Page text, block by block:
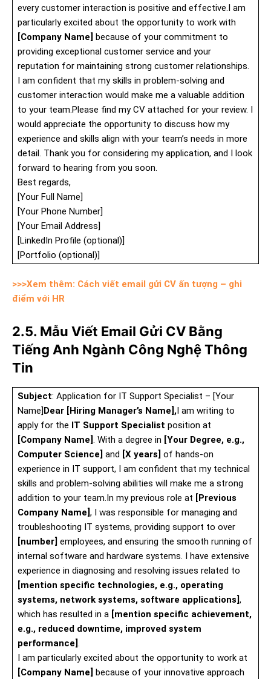
every customer interaction is positive and effective.I am
particularly excited about the opportunity to work with
[Company Name] because of your commitment to
providing exceptional customer service and your
reputation for maintaining strong customer relationships.
I am confident that my skills in problem-solving and
customer interaction would make me a valuable addition
to your team.Please find my CV attached for your review. I
would appreciate the opportunity to discuss how my
experience and skills align with your team’s needs in more
detail. Thank you for considering my application, and I look
forward to hearing from you soon.
Best regards,
[Your Full Name]
[Your Phone Number]
[Your Email Address]
[LinkedIn Profile (optional)]
[Portfolio (optional)]
>>>Xem thêm: Cách viết email gửi CV ấn tượng – ghi
điểm với HR
2.5. Mẫu Viết Email Gửi CV Bằng
Tiếng Anh Ngành Công Nghệ Thông
Tin
Subject: Application for IT Support Specialist – [Your
Name]Dear [Hiring Manager’s Name],I am writing to
apply for the IT Support Specialist position at
[Company Name]. With a degree in [Your Degree, e.g.,
Computer Science] and [X years] of hands-on
experience in IT support, I am confident that my technical
skills and problem-solving abilities will make me a strong
addition to your team.In my previous role at [Previous
Company Name], I was responsible for managing and
troubleshooting IT systems, providing support to over
[number] employees, and ensuring the smooth running of
internal software and hardware systems. I have extensive
experience in diagnosing and resolving issues related to
[mention specific technologies, e.g., operating
systems, network systems, software applications],
which has resulted in a [mention specific achievement,
e.g., reduced downtime, improved system
performance].
I am particularly excited about the opportunity to work at
[Company Name] because of your innovative approach